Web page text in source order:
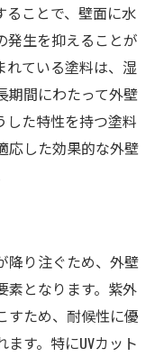
ることで、壁面に水
発生を抑えることが
れている塗料は、湿
期間にわたって外壁
した特性を持つ塗料
応した効果的な外壁
降り注ぐため、外壁
素となります。紫外
すため、耐候性に優
す。特にUVカット